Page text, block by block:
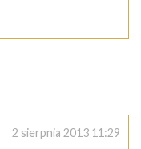
2 sierpnia 2013 11:29